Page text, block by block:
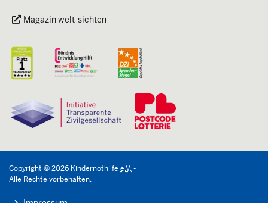
Magazin welt-sichten
Copyright ©2026 Kindernothilfe e.V.-
Alle Rechte vorbehalten.